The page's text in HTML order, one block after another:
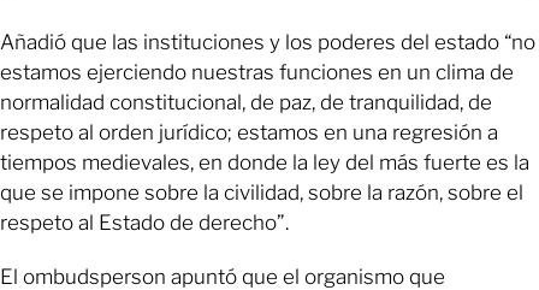
Añadió que las instituciones y los poderes del estado “no
estamos ejerciendo nuestras funciones en un clima de
normalidad constitucional, de paz, de tranquilidad, de
respeto al orden jurídico; estamos en una regresión a
tiempos medievales, en donde la ley del más fuerte es la
que se impone sobre la civilidad, sobre la razón, sobre el
respeto al Estado de derecho”.
El ombudsperson apuntó que el organismo que